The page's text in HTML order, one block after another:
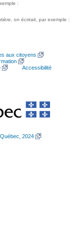
:
on écrirait, par exemple :
aux citoyens
Accessibilité
2024